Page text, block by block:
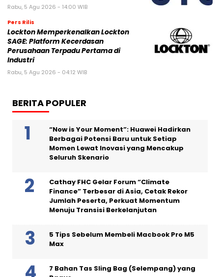
Rabu, 5 Agu 2026 - 14:00 WIB
Pers Rilis
Lockton Memperkenalkan Lockton
SAGE: Platform Kecerdasan
Perusahaan Terpadu Pertama di
Industri
Rabu, 5 Agu 2026 - 04:12 WIB
BERITA POPULER
“Now is Your Moment”: Huawei Hadirkan
Berbagai Potensi Baru untuk Setiap
Momen Lewat Inovasi yang Mencakup
Seluruh Skenario
Cathay FHC Gelar Forum “Climate
Finance” Terbesar di Asia, Cetak Rekor
Jumlah Peserta, Perkuat Momentum
Menuju Transisi Berkelanjutan
5 Tips Sebelum Membeli Macbook Pro M5
Max
7 Bahan Tas Sling Bag (Selempang) yang